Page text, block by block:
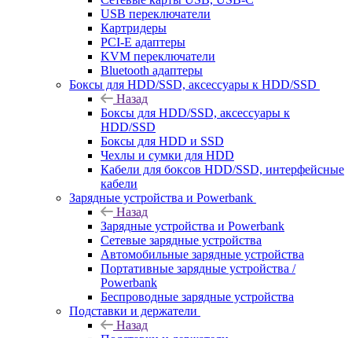
USB переключатели
Картридеры
PCI-E адаптеры
KVM переключатели
Bluetooth адаптеры
Боксы для HDD/SSD, аксессуары к HDD/SSD
Назад
Боксы для HDD/SSD, аксессуары к
HDD/SSD
Боксы для HDD и SSD
Чехлы и сумки для HDD
Кабели для боксов HDD/SSD, интерфейсные
кабели
Зарядные устройства и Powerbank
Назад
Зарядные устройства и Powerbank
Сетевые зарядные устройства
Автомобильные зарядные устройства
Портативные зарядные устройства /
Powerbank
Беспроводные зарядные устройства
Подставки и держатели
Назад